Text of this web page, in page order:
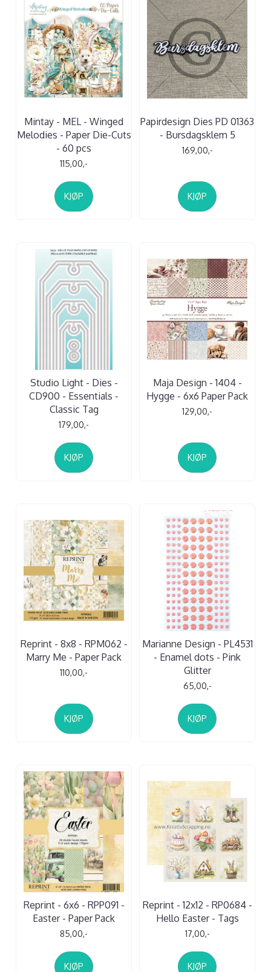
Mintay - MEL - Winged
Melodies - Paper Die-Cuts
- 60 pcs
115,00,-
KJØP
Papirdesign Dies PD 01363
- Bursdagsklem 5
169,00,-
KJØP
Studio Light - Dies -
CD900 - Essentials -
Classic Tag
179,00,-
KJØP
Maja Design - 1404 -
Hygge - 6x6 Paper Pack
129,00,-
KJØP
Reprint - 8x8 - RPM062 -
Marry Me - Paper Pack
110,00,-
KJØP
Marianne Design - PL4531
- Enamel dots - Pink
Glitter
65,00,-
KJØP
Reprint - 6x6 - RPP091 -
Easter - Paper Pack
85,00,-
KJØP
Reprint - 12x12 - RP0684 -
Hello Easter - Tags
17,00,-
KJØP